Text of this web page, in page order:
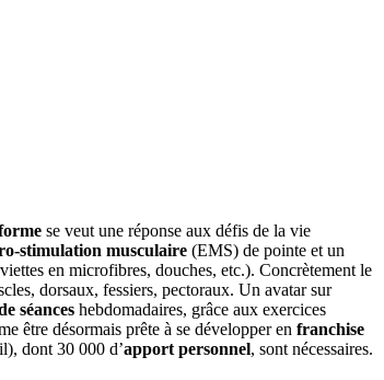
se veut une réponse aux défis de la vie
stimulation musculaire (EMS) de pointe et un
en microfibres, douches, etc.). Concrètement le
dorsaux, fessiers, pectoraux. Un avatar sur
séances hebdomadaires, grâce aux exercices
être désormais prête à se développer en franchise
dont 30 000 d’apport personnel, sont nécessaires.